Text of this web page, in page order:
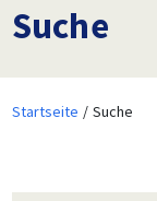
Suche
Startseite Suche